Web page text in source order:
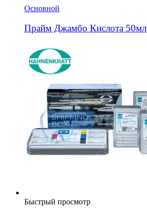
Основной
Прайм Джамбо Кислота 50мл
Быстрый просмотр